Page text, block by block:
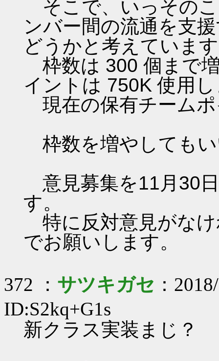
そこで、いっその
ンバー間の流通を支
どうかと考えていま
枠数は 300 個まで
イントは 750K 使用
現在の保有チーム
枠数を増やしても
意見募集を11月30
す。
特に反対意見がな
でお願いします。
372 ： サツキガセ ：
ID:S2kq+G1s
新クラス実装まじ？